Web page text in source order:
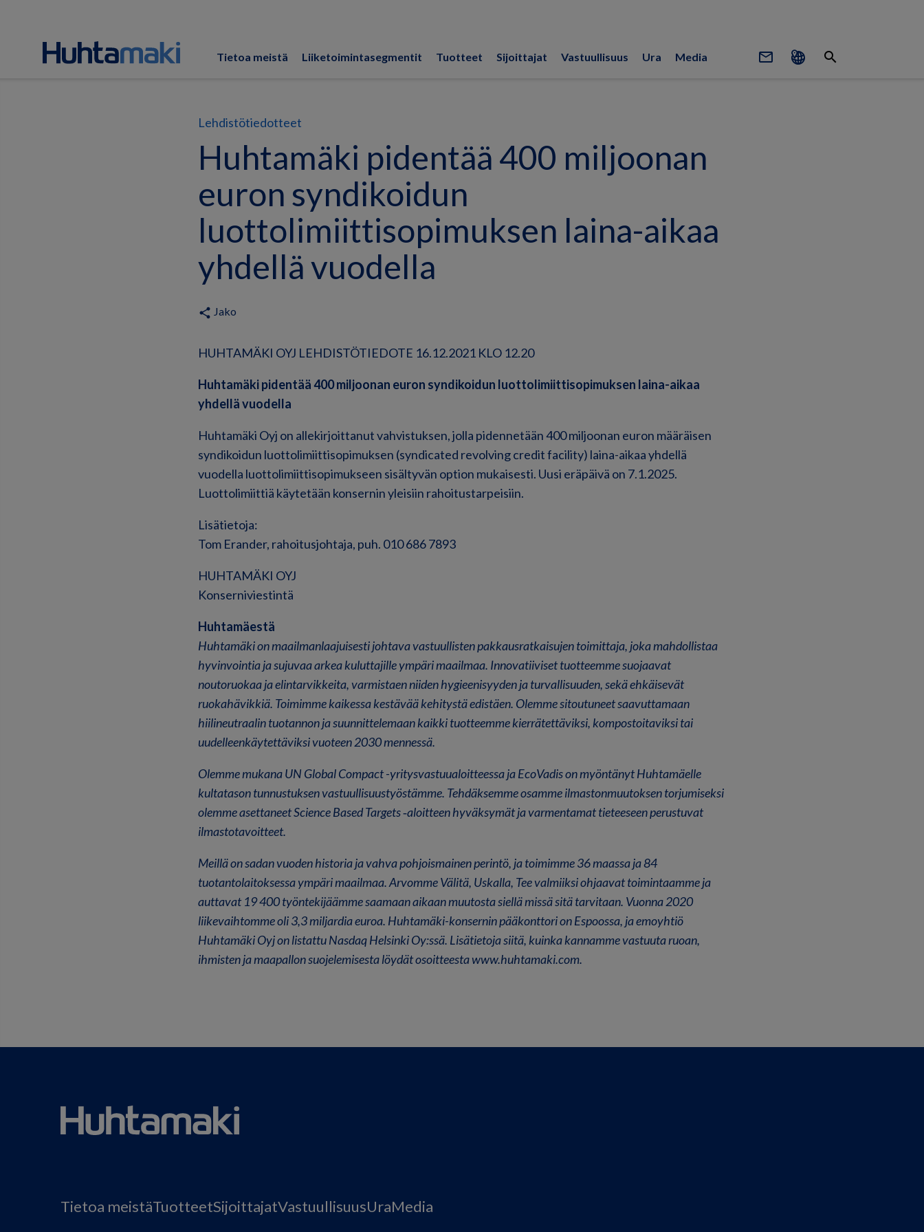
Tietoa meistä Liiketoimintasegmentit Tuotteet Sijoittajat Vastuullisuus Ura Media mail_outline search
Lehdistötiedotteet
Huhtamäki pidentää 400 miljoonan
euron syndikoidun
luottolimiittisopimuksen laina-aikaa
yhdellä vuodella
share Jako
HUHTAMÄKI OYJ LEHDISTÖTIEDOTE 16.12.2021 KLO 12.20
Huhtamäki pidentää 400 miljoonan euron syndikoidun luottolimiittisopimuksen laina-aikaa
yhdellä vuodella
Huhtamäki Oyj on allekirjoittanut vahvistuksen, jolla pidennetään 400 miljoonan euron määräisen
syndikoidun luottolimiittisopimuksen (syndicated revolving credit facility) laina-aikaa yhdellä
vuodella luottolimiittisopimukseen sisältyvän option mukaisesti. Uusi eräpäivä on 7.1.2025.
Luottolimiittiä käytetään konsernin yleisiin rahoitustarpeisiin.
Lisätietoja:
Tom Erander, rahoitusjohtaja, puh. 010 686 7893
HUHTAMÄKI OYJ
Konserniviestintä
Huhtamäestä
Huhtamäki on maailmanlaajuisesti johtava vastuullisten pakkausratkaisujen toimittaja, joka mahdollistaa
hyvinvointia ja sujuvaa arkea kuluttajille ympäri maailmaa. Innovatiiviset tuotteemme suojaavat
noutoruokaa ja elintarvikkeita, varmistaen niiden hygieenisyyden ja turvallisuuden, sekä ehkäisevät
ruokahävikkiä. Toimimme kaikessa kestävää kehitystä edistäen. Olemme sitoutuneet saavuttamaan
hiilineutraalin tuotannon ja suunnittelemaan kaikki tuotteemme kierrätettäviksi, kompostoitaviksi tai
uudelleenkäytettäviksi vuoteen 2030 mennessä.
Olemme mukana UN Global Compact -yritysvastuualoitteessa ja EcoVadis on myöntänyt Huhtamäelle
kultatason tunnustuksen vastuullisuustyöstämme. Tehdäksemme osamme ilmastonmuutoksen torjumiseksi
olemme asettaneet Science Based Targets ‑aloitteen hyväksymät ja varmentamat tieteeseen perustuvat
ilmastotavoitteet.
Meillä on sadan vuoden historia ja vahva pohjoismainen perintö, ja toimimme 36 maassa ja 84
tuotantolaitoksessa ympäri maailmaa. Arvomme Välitä, Uskalla, Tee valmiiksi ohjaavat toimintaamme ja
auttavat 19 400 työntekijäämme saamaan aikaan muutosta siellä missä sitä tarvitaan. Vuonna 2020
liikevaihtomme oli 3,3 miljardia euroa. Huhtamäki-konsernin pääkonttori on Espoossa, ja emoyhtiö
Huhtamäki Oyj on listattu Nasdaq Helsinki Oy:ssä. Lisätietoja siitä, kuinka kannamme vastuuta ruoan,
ihmisten ja maapallon suojelemisesta löydät osoitteesta www.huhtamaki.com.
Tietoa meistäTuotteetSijoittajatVastuullisuusUraMedia